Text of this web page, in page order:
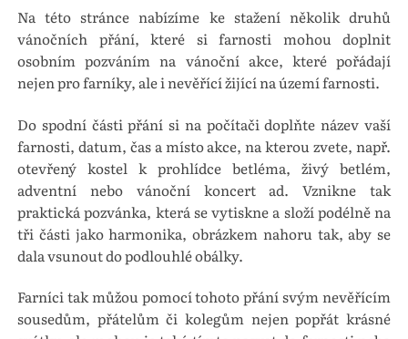
Na této stránce nabízíme ke stažení několik druhů
vánočních přání, které si farnosti mohou doplnit
osobním pozváním na vánoční akce, které pořádají
nejen pro farníky, ale i nevěřící žijící na území farnosti.
Do spodní části přání si na počítači doplňte název vaší
farnosti, datum, čas a místo akce, na kterou zvete, např.
otevřený kostel k prohlídce betléma, živý betlém,
adventní nebo vánoční koncert ad. Vznikne tak
praktická pozvánka, která se vytiskne a složí podélně na
tři části jako harmonika, obrázkem nahoru tak, aby se
dala vsunout do podlouhlé obálky.
Farníci tak můžou pomocí tohoto přání svým nevěřícím
sousedům, přátelům či kolegům nejen popřát krásné